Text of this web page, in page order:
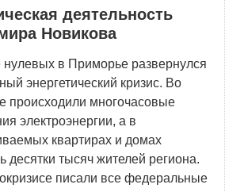
деятельность
Новикова
нулевых в Приморье развернулся
энергетический кризис. Во
происходили многочасовые
электроэнергии, а в
квартирах и домах
десятки тысяч жителей региона.
писали все федеральные